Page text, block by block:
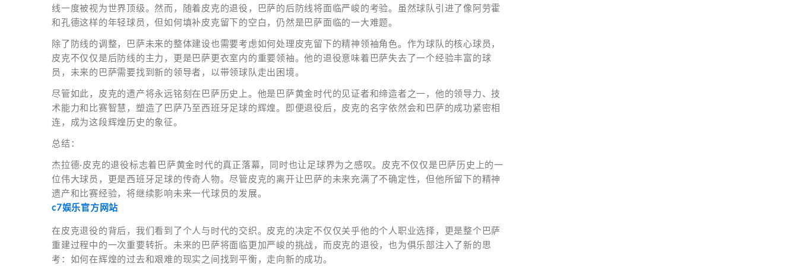
线一度被视为世界顶级。然而，随着皮克的退役，巴萨的后防线将面临严峻的考验。虽然球队引进了像阿劳霍
和孔德这样的年轻球员，但如何填补皮克留下的空白，仍然是巴萨面临的一大难题。
除了防线的调整，巴萨未来的整体建设也需要考虑如何处理皮克留下的精神领袖角色。作为球队的核心球员，
皮克不仅仅是后防线的主力，更是巴萨更衣室内的重要领袖。他的退役意味着巴萨失去了一个经验丰富的球
员，未来的巴萨需要找到新的领导者，以带领球队走出困境。
尽管如此，皮克的遗产将永远铭刻在巴萨历史上。他是巴萨黄金时代的见证者和缔造者之一，他的领导力、技
术能力和比赛智慧，塑造了巴萨乃至西班牙足球的辉煌。即便退役后，皮克的名字依然会和巴萨的成功紧密相
连，成为这段辉煌历史的象征。
总结：
杰拉德·皮克的退役标志着巴萨黄金时代的真正落幕，同时也让足球界为之感叹。皮克不仅仅是巴萨历史上的一
位伟大球员，更是西班牙足球的传奇人物。尽管皮克的离开让巴萨的未来充满了不确定性，但他所留下的精神
遗产和比赛经验，将继续影响未来一代球员的发展。
c7娱乐官方网站
在皮克退役的背后，我们看到了个人与时代的交织。皮克的决定不仅仅关乎他的个人职业选择，更是整个巴萨
重建过程中的一次重要转折。未来的巴萨将面临更加严峻的挑战，而皮克的退役，也为俱乐部注入了新的思
考：如何在辉煌的过去和艰难的现实之间找到平衡，走向新的成功。